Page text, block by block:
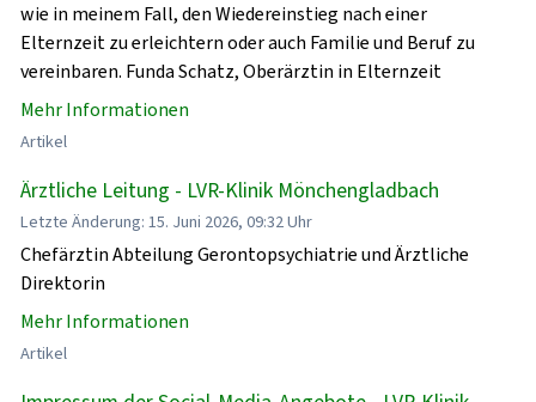
wie in meinem Fall, den Wiedereinstieg nach einer
Elternzeit zu erleichtern oder auch Familie und Beruf zu
vereinbaren. Funda Schatz, Oberärztin in Elternzeit
Mehr Informationen
Artikel
Ärztliche Leitung - LVR-Klinik Mönchengladbach
Letzte Änderung: 15. Juni 2026, 09:32 Uhr
Chefärztin Abteilung Gerontopsychiatrie und Ärztliche
Direktorin
Mehr Informationen
Artikel